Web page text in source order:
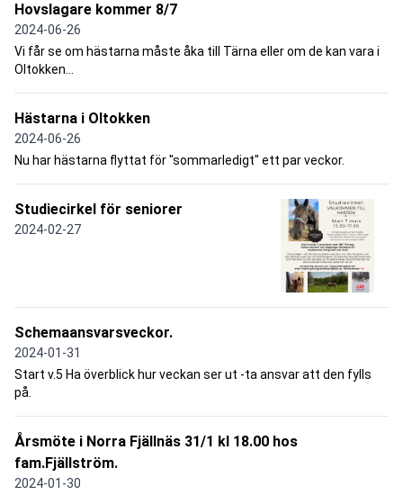
Hovslagare kommer 8/7
2024-06-26
Vi får se om hästarna måste åka till Tärna eller om de kan vara i
Oltokken...
Hästarna i Oltokken
2024-06-26
Nu har hästarna flyttat för "sommarledigt" ett par veckor.
Studiecirkel för seniorer
2024-02-27
Schemaansvarsveckor.
2024-01-31
Start v.5 Ha överblick hur veckan ser ut -ta ansvar att den fylls
på.
Årsmöte i Norra Fjällnäs 31/1 kl 18.00 hos
fam.Fjällström.
2024-01-30